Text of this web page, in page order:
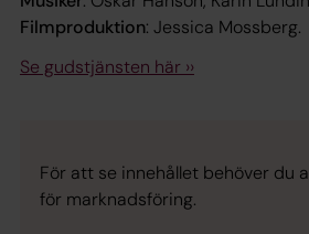
Filmproduktion: Jessica Mossberg.
Se gudstjänsten här ››
För att se innehållet behöver du
för marknadsföring.